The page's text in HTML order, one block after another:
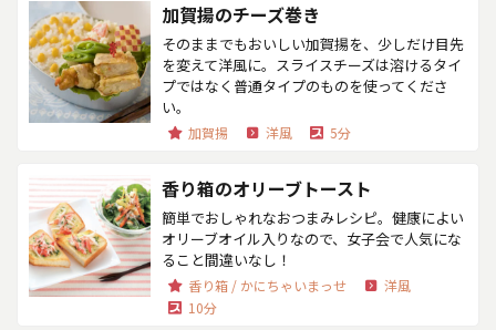
加賀揚のチーズ巻き
そのままでもおいしい加賀揚を、少しだけ目先
を変えて洋風に。スライスチーズは溶けるタイ
プではなく普通タイプのものを使ってくださ
い。
加賀揚 洋風 5分
香り箱のオリーブトースト
簡単でおしゃれなおつまみレシピ。健康によい
オリーブオイル入りなので、女子会で人気にな
ること間違いなし！
香り箱 / かにちゃいまっせ
洋風
10分